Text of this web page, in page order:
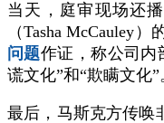
当天，庭审现场还
（Tasha McCauley
问题作证，称公司内
谎文化”和“欺瞒文化”
最后，马斯克方传唤